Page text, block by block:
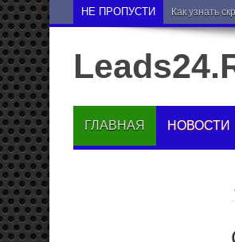
НЕ ПРОПУСТИ Как узнать
ГЛАВНАЯ НОВОСТИ